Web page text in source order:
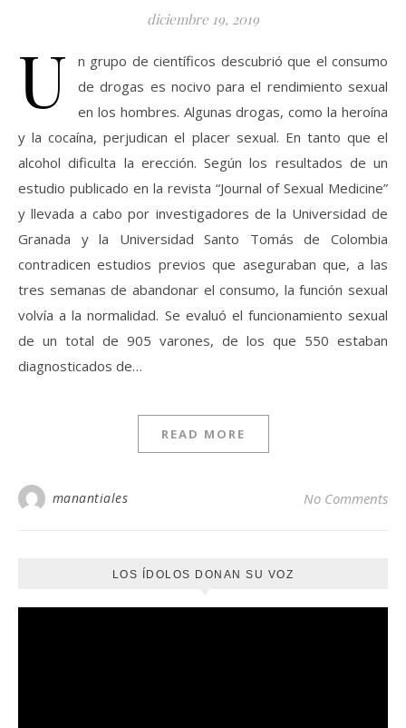
diciembre 19, 2019
U
n grupo de científicos descubrió que el consumo
de drogas es nocivo para el rendimiento sexual
en los hombres. Algunas drogas, como la heroína
y la cocaína, perjudican el placer sexual. En tanto que el
alcohol dificulta la erección. Según los resultados de un
estudio publicado en la revista “Journal of Sexual Medicine”
y llevada a cabo por investigadores de la Universidad de
Granada y la Universidad Santo Tomás de Colombia
contradicen estudios previos que aseguraban que, a las
tres semanas de abandonar el consumo, la función sexual
volvía a la normalidad. Se evaluó el funcionamiento sexual
de un total de 905 varones, de los que 550 estaban
diagnosticados de…
READ MORE
manantiales No Comments
LOS ÍDOLOS DONAN SU VOZ